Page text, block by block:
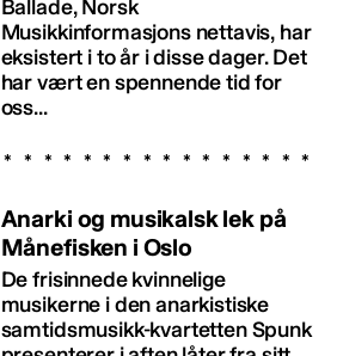
Ballade, Norsk
Musikkinformasjons nettavis, har
eksistert i to år i disse dager. Det
har vært en spennende tid for
oss...
Anarki og musikalsk lek på
Månefisken i Oslo
De frisinnede kvinnelige
musikerne i den anarkistiske
samtidsmusikk-kvartetten Spunk